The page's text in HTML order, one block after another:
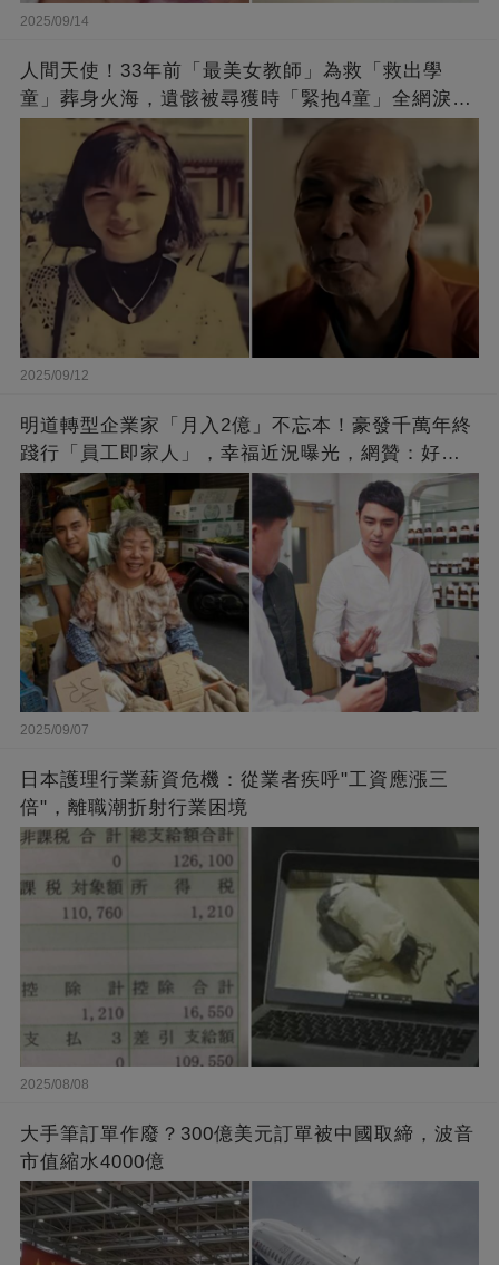
2025/09/14
人間天使！33年前「最美女教師」為救「救出學
童」葬身火海，遺骸被尋獲時「緊抱4童」全網淚
崩：真正的英雄不該被遺忘
2025/09/12
明道轉型企業家「月入2億」不忘本！豪發千萬年終
踐行「員工即家人」，幸福近況曝光，網贊：好老
闆的福報
2025/09/07
日本護理行業薪資危機：從業者疾呼"工資應漲三
倍"，離職潮折射行業困境
2025/08/08
大手筆訂單作廢？300億美元訂單被中國取締，波音
市值縮水4000億